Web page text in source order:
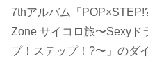
7thアルバム「
Zone サイコロ旅〜Sexyド
プ！ステップ！?〜」のダ